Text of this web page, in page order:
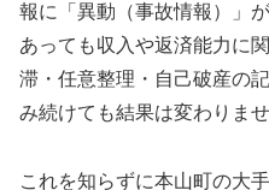
報に「異動（事故情報）」
あっても収入や返済能力に
滞・任意整理・自己破産の
み続けても結果は変わりませ
これを知らずに本山町の大